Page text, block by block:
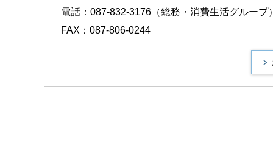
電話：087-832-3176（総務・消費生活グループ
FAX：087-806-0244